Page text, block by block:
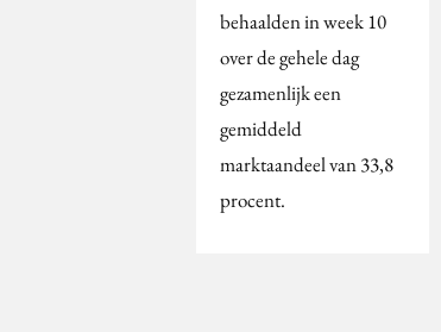
behaalden in week 10
over de gehele dag
gezamenlijk een
gemiddeld
marktaandeel van 33,8
procent.